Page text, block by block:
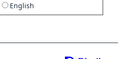
English